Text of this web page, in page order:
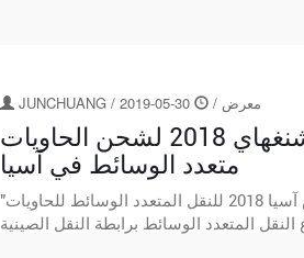
JUNCHUANG / معرض /
30-05-2019
دعيت الشركة للمشاركة في معرض شنغهاي 2018 لشحن الحاويات
متعدد الوسائط في آسيا
من 20 إلى 23 مارس ، دعيت الشركة للمشاركة في "معرض آسيا 2018 للنقل المتعدد الوسائط للحاويات"